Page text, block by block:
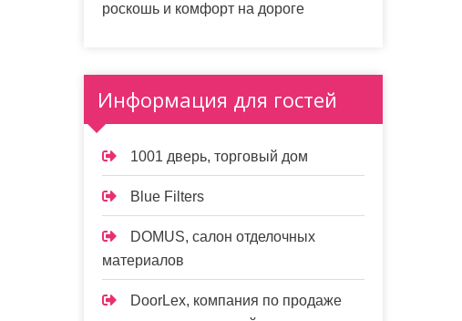
роскошь и комфорт на дороге
Информация для гостей
1001 дверь, торговый дом
Blue Filters
DOMUS, салон отделочных
материалов
DoorLex, компания по продаже